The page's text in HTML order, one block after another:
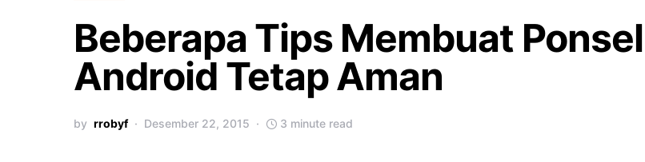
Beberapa Tips Membuat Ponsel
Android Tetap Aman
by rrobyf Desember 22, 2015 3 minute read